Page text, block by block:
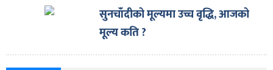
सुनचाँदीको मूल्यमा उच्च वृद्धि, आजको
मूल्य कति ?